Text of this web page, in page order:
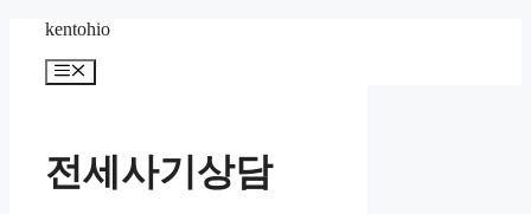
content
kentohio
Menu
전세사기상담